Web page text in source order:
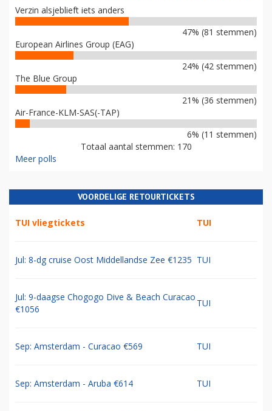
Verzin alsjeblieft iets anders
47% (81 stemmen)
European Airlines Group (EAG)
24% (42 stemmen)
The Blue Group
21% (36 stemmen)
Air-France-KLM-SAS(-TAP)
6% (11 stemmen)
Totaal aantal stemmen: 170
Meer polls
VOORDELIGE RETOURTICKETS
TUI vliegtickets TUI
Jul: 8-dg cruise Oost Middellandse Zee €1235 TUI
Jul: 9-daagse Chogogo Dive & Beach Curacao
€1056
TUI
Sep: Amsterdam - Curacao €569 TUI
Sep: Amsterdam - Aruba €614 TUI